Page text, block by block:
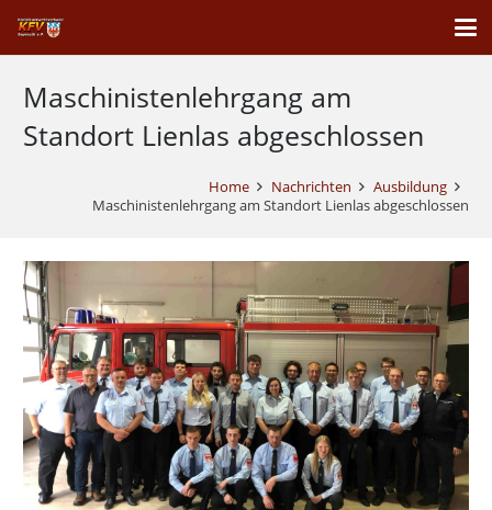
Maschinistenlehrgang am
Standort Lienlas abgeschlossen
Home Nachrichten
Ausbildung
Maschinistenlehrgang am Standort Lienlas abgeschlossen